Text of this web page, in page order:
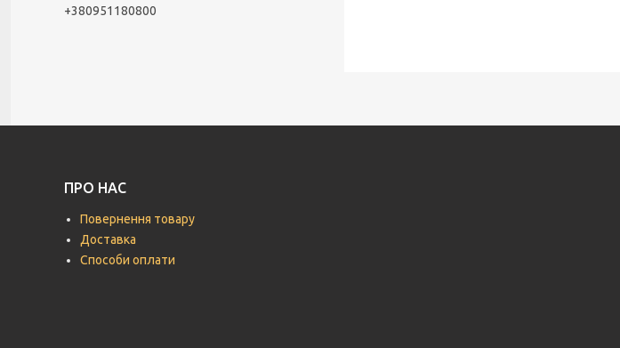
+380951180800
ПРО НАС
Повернення товару
Доставка
Способи оплати